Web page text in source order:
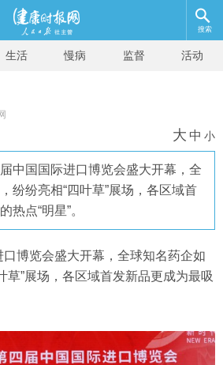
搜索
生活 慢病 监督 活动
大 中 小
中国国际进口博览会盛大开幕，全
纷纷亮相“四叶草”展场，各区域首
热点“明星”。
博览会盛大开幕，全球知名药企如
草”展场，各区域首发新品更成为最吸